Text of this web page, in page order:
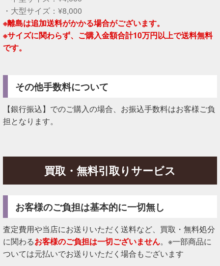
・大型サイズ：¥8,000
※離島は追加送料がかかる場合がございます。
※サイズに関わらず、ご購入金額合計10万円以上で送料無料
です。
その他手数料について
【銀行振込】でのご購入の場合、お振込手数料はお客様ご負
担となります。
買取・無料引取りサービス
お客様のご負担は基本的に一切無し
査定費用や当店にお送りいただく送料など、買取・無料処分
に関わるお客様のご負担は一切ございません。※一部商品に
ついては元払いでお送りいただく場合もございます